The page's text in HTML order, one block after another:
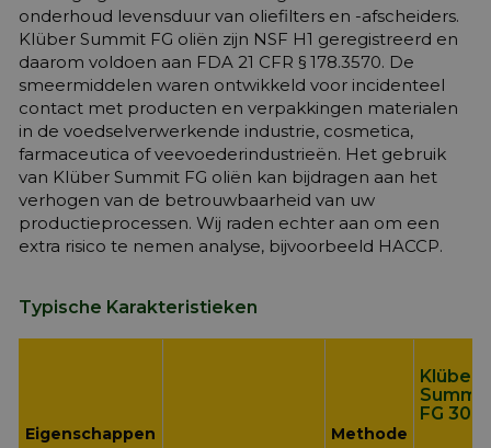
onderhoud levensduur van oliefilters en -afscheiders.
Klüber Summit FG oliën zijn NSF H1 geregistreerd en
daarom voldoen aan FDA 21 CFR § 178.3570. De
smeermiddelen waren ontwikkeld voor incidenteel
contact met producten en verpakkingen materialen
in de voedselverwerkende industrie, cosmetica,
farmaceutica of veevoederindustrieën. Het gebruik
van Klüber Summit FG oliën kan bijdragen aan het
verhogen van de betrouwbaarheid van uw
productieprocessen. Wij raden echter aan om een
extra risico te nemen analyse, bijvoorbeeld HACCP.
Typische Karakteristieken
Eigenschappen Methode
Klüber
Summit
FG 300